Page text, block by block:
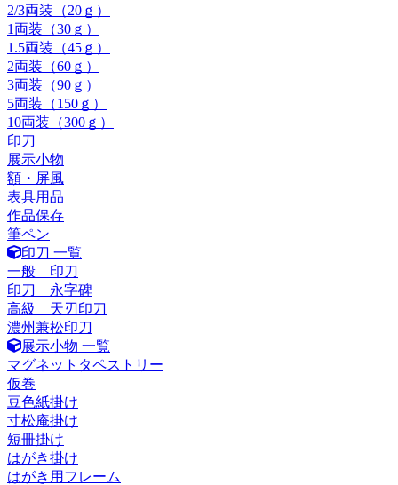
2/3両装（20ｇ）
1両装（30ｇ）
1.5両装（45ｇ）
2両装（60ｇ）
3両装（90ｇ）
5両装（150ｇ）
10両装（300ｇ）
印刀
展示小物
額・屏風
表具用品
作品保存
筆ペン
印刀 一覧
一般 印刀
印刀 永字碑
高級 天刃印刀
濃州兼松印刀
展示小物 一覧
マグネットタペストリー
仮巻
豆色紙掛け
寸松庵掛け
短冊掛け
はがき掛け
はがき用フレーム